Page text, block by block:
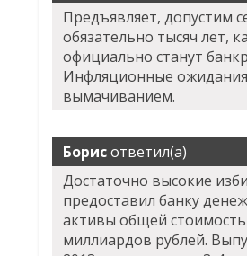
Предъявляет, допустим
обязательно тысяч лет,
официально станут
Инфляционные
вымачиванием.
Борисответил(а)
Достаточно высокие
предоставил банку
активы общей
миллиардов рублей.